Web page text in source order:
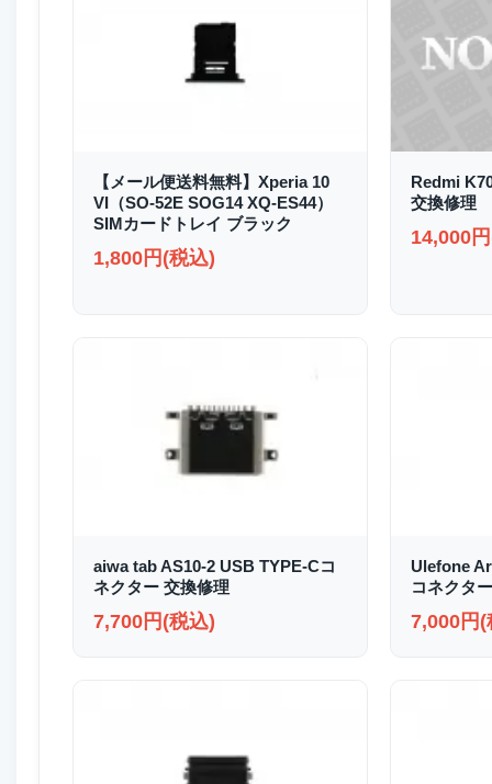
【メール便送料無料】Xperia 10
VI（SO-52E SOG14 XQ-ES44）
SIMカードトレイ ブラック
1,800円(税込)
Redmi
交換修理
14,000
aiwa tab AS10-2 USB TYPE-Cコ
ネクター 交換修理
7,700円(税込)
Ulefone
コネクタ
7,000円(